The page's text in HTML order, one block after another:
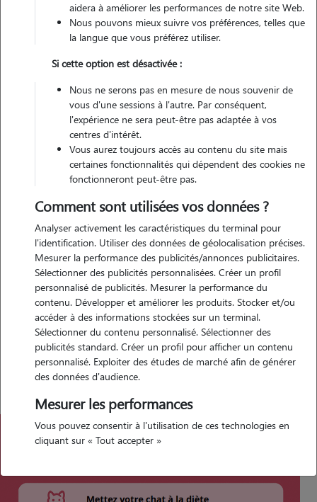
Garde d'animaux Mon chat a la diarrhée, que faire ?
Catégories de cette page Santé Chat
Article publié le 31/03/2025 et mis à jour le 10/09/2025
Diarrhée chez le chat :
comment bien réagir ?
Cet article et les informations qu’il contient ne remplacent en aucun
cas les conseils et avis de votre vétérinaire. En cas de doutes,
symptômes, questions, prenez rendez-vous chez votre vétérinaire
La diarrhée chez le chat est un trouble digestif relativement fréquent.
Cela se manifeste par un épisode de selles molles ou liquides.
Heureusement, dans la majorité des cas il s’agit d’un trouble passager
et sans gravité​ : un chat qui reste vif, boit normalement et continue
de s’alimenter un peu malgré un épisode de diarrhée a généralement
simplement un dérangement digestif bénin.
Mais attention ! Une diarrhée n’est pas systématiquement bénigne,
et savoir repérer les situations elle cache peut-être une
maladie plus
sérieuse peut être très utile.
aidera à améliorer les performances de notre site Web.
Nous pouvons mieux suivre vos préférences, telles que
la langue que vous préférez utiliser.
Si cette option est désactivée :
Nous ne serons pas en mesure de nous souvenir de
vous d'une sessions à l'autre. Par conséquent,
l'expérience ne sera peut-être pas adaptée à vos
centres d'intérêt.
Vous aurez toujours accès au contenu du site mais
certaines fonctionnalités qui dépendent des cookies ne
fonctionneront peut-être pas.
Comment sont utilisées vos données ?
Analyser activement les caractéristiques du terminal pour
l'identification. Utiliser des données de géolocalisation précises.
Mesurer la performance des publicités/annonces publicitaires.
Sélectionner des publicités personnalisées. Créer un profil
personnalisé de publicités. Mesurer la performance du
contenu. Développer et améliorer les produits. Stocker et/ou
accéder à des informations stockées sur un terminal.
Sélectionner du contenu personnalisé. Sélectionner des
publicités standard. Créer un profil pour afficher un contenu
personnalisé. Exploiter des études de marché afin de générer
des données d'audience.
Mesurer les performances
Vous pouvez consentir à l'utilisation de ces technologies en
cliquant sur « Tout accepter »